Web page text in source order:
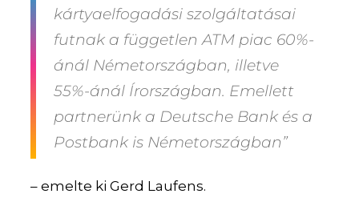
kártyaelfogadási szolgáltatásai
futnak a független ATM piac 60%-
ánál Németországban, illetve
55%-ánál Írországban. Emellett
partnerünk a Deutsche Bank és a
Postbank is Németországban”
– emelte ki Gerd Laufens.